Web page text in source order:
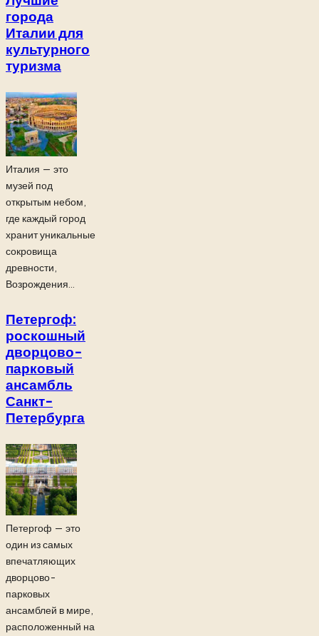
города
Италии для
культурного
туризма
Италия — это
музей под
открытым небом,
где каждый город
хранит уникальные
сокровища
древности,
Возрождения...
Петергоф:
роскошный
дворцово-
парковый
ансамбль
Санкт-
Петербурга
Петергоф — это
один из самых
впечатляющих
дворцово-
парковых
ансамблей в мире,
расположенный на